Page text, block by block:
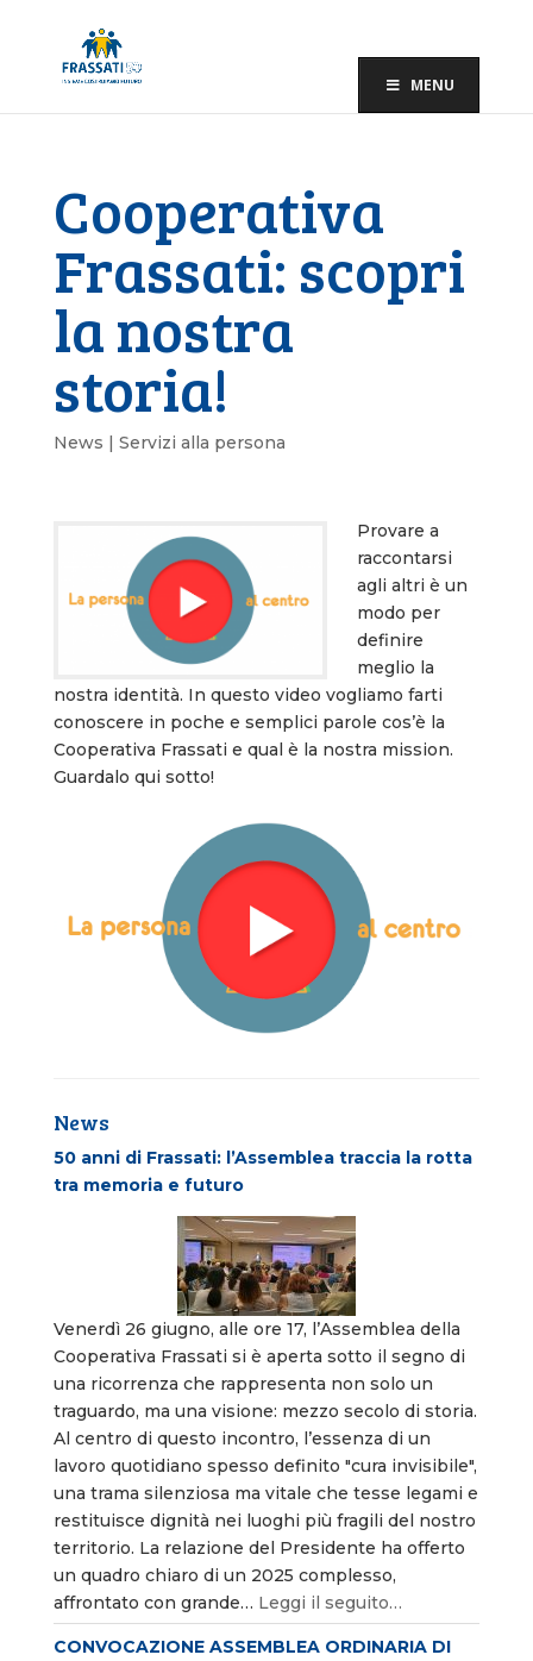
MENU
Cooperativa
Frassati: scopri
la nostra
storia!
News | Servizi alla persona
Provare a
raccontarsi
agli altri è un
modo per
definire
meglio la
nostra identità. In questo video vogliamo farti
conoscere in poche e semplici parole cos’è la
Cooperativa Frassati e qual è la nostra mission.
Guardalo qui sotto!
News
50 anni di Frassati: l’Assemblea traccia la rotta
tra memoria e futuro
Venerdì 26 giugno, alle ore 17, l’Assemblea della
Cooperativa Frassati si è aperta sotto il segno di
una ricorrenza che rappresenta non solo un
traguardo, ma una visione: mezzo secolo di storia.
Al centro di questo incontro, l’essenza di un
lavoro quotidiano spesso definito "cura invisibile",
una trama silenziosa ma vitale che tesse legami e
restituisce dignità nei luoghi più fragili del nostro
territorio. La relazione del Presidente ha offerto
un quadro chiaro di un 2025 complesso,
affrontato con grande… Leggi il seguito…
CONVOCAZIONE ASSEMBLEA ORDINARIA DI